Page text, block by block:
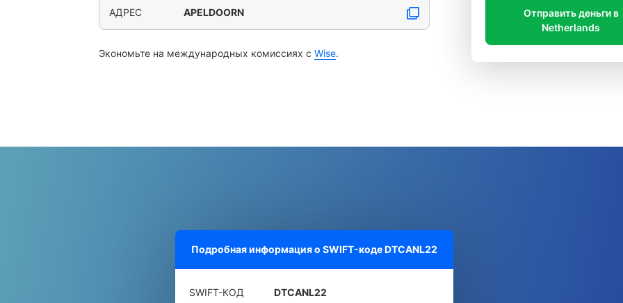
АДРЕС APELDOORN
Экономьте на международных комиссиях с Wise.
Отправить деньги в
Netherlands
Подробная информация о SWIFT-кодеDTCANL22
SWIFT-КОД DTCANL22